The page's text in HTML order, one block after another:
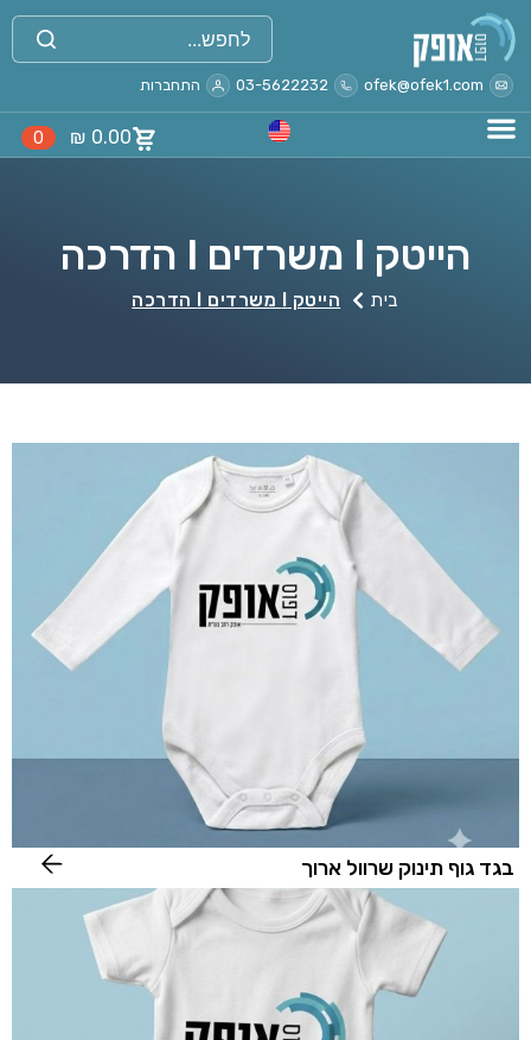
ofek@ofek1.com
03-5622232 התחברות
₪ 0.00
0
הייטק I משרדים I הדרכה
בית הייטק I משרדים I הדרכה
בגד גוף תינוק שרוול ארוך